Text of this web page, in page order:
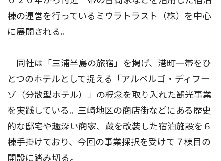
棟の運営を行っているミウラトラスト（株）を中心
に展開される。
同社は「三浦半島の旅宿」を掲げ、港町一帯をひ
とつのホテルとして捉える「アルベルゴ・ディフー
ゾ（分散型ホテル）」の概念を取り入れた観光事業
を実践している。三崎地区の商店街などにある歴史
的な邸宅や趣深い商家、蔵を改装した宿泊施設を６
棟手掛けており、今回の事業採択を受けて７棟目の
開設に踏み切る。